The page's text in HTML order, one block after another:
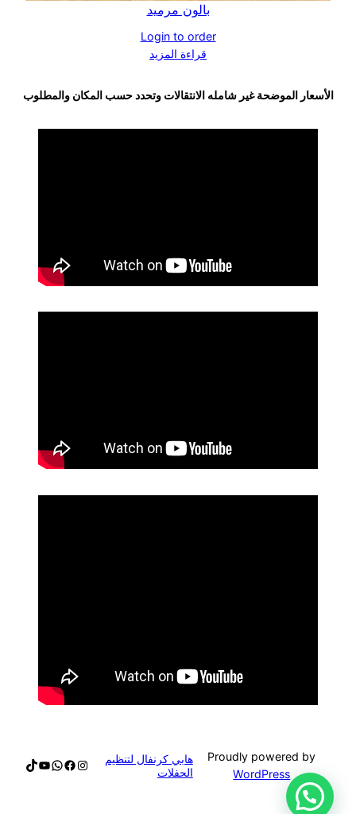
بالون مرميد
Login to order
قراءة المزيد
الأسعار الموضحة غير شامله الانتقالات وتحدد حسب المكان والمطلوب
Proudly powered by
WordPress
هابي كرنفال لتنظيم
الحفلات